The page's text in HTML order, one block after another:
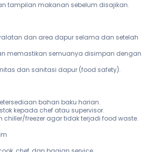
tampilan makanan sebelum disajikan.
dan area dapur selama dan setelah
memastikan semuanya disimpan dengan
dan sanitasi dapur (food safety).
bahan baku harian.
kepada chef atau supervisor.
freezer agar tidak terjadi food waste.